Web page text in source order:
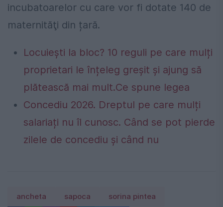
incubatoarelor cu care vor fi dotate 140 de
maternităţi din țară.
Locuiești la bloc? 10 reguli pe care mulți
proprietari le înțeleg greșit și ajung să
plătească mai mult.Ce spune legea
Concediu 2026. Dreptul pe care mulți
salariați nu îl cunosc. Când se pot pierde
zilele de concediu și când nu
ancheta sapoca sorina pintea